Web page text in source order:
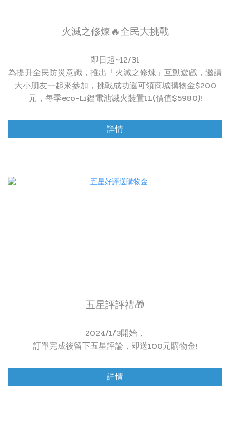
火滅之修煉🔥全民大挑戰
即日起~12/31
為提升全民防災意識，推出「火滅之修煉」互動遊戲，邀請
大小朋友一起來參加，挑戰成功還可領商城購物金$200
元，每季eco-Li鋰電池滅火裝置1L(價值$5980)!
詳情
五星評評禮🎁
2024/1/3開始，
訂單完成後留下五星評論，即送100元購物金!
詳情